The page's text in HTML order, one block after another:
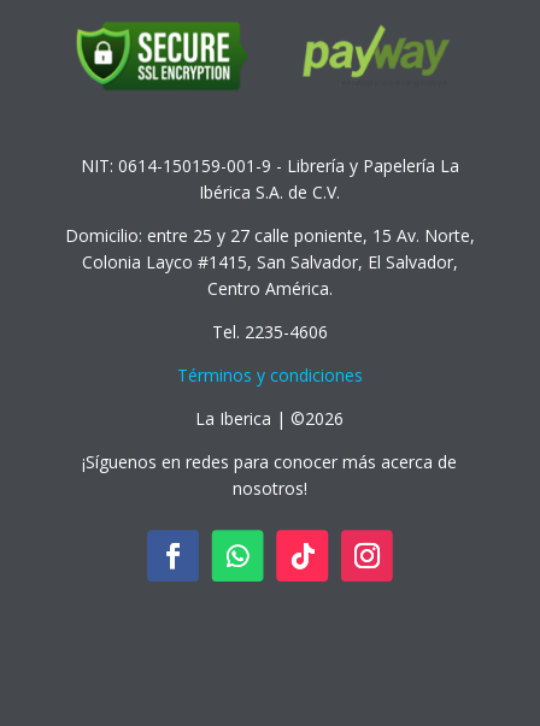
NIT: 0614-150159-001-9 - Librería y Papelería La
Ibérica S.A. de C.V.
Domicilio: entre 25 y 27 calle poniente, 15 Av. Norte,
Colonia Layco #1415, San Salvador, El Salvador,
Centro América.
Tel. 2235-4606
Términos y condiciones
La Iberica | ©2026
¡Síguenos en redes para conocer más acerca de
nosotros!